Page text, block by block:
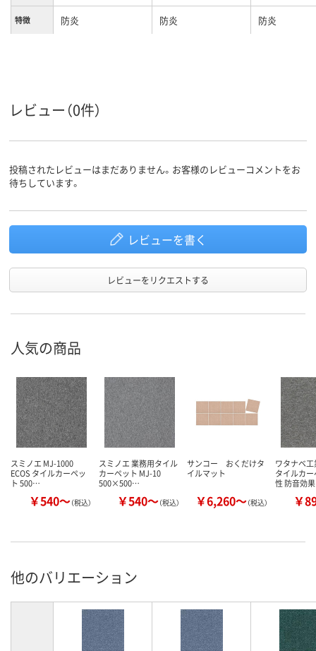
特徴 防炎 防炎 防炎
レビュー（0件）
投稿されたレビューはまだありません。お客様のレビューコメントをお
待ちしています。
レビューを書く
レビューをリクエストする
人気の商品
スミノエ MJ-1000
ECOS タイルカーペッ
ト 500…
￥540～（税込）
スミノエ 業務用タイル
カーペット MJ-10
500×500…
￥540～（税込）
サンコー おくだけタ
イルマット
￥6,260～（税込）
ワタナベ
タイルカ
性 防音効果
￥
他のバリエーション